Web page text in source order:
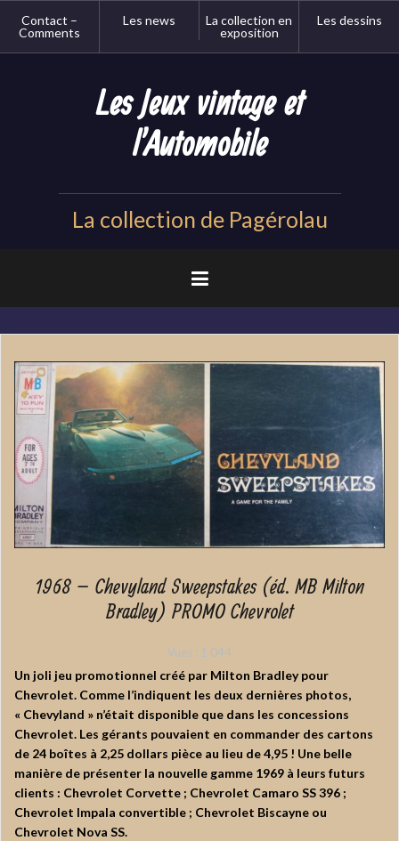
Contact –
Comments
Les news
La collection en
exposition
Les dessins
Les Jeux vintage et
l'Automobile
La collection de Pagérolau
1968 – Chevyland Sweepstakes (éd. MB Milton
Bradley) PROMO Chevrolet
Vues : 1 044
Un joli jeu promotionnel créé par Milton Bradley pour
Chevrolet. Comme l’indiquent les deux dernières photos,
« Chevyland » n’était disponible que dans les concessions
Chevrolet. Les gérants pouvaient en commander des cartons
de 24 boîtes à 2,25 dollars pièce au lieu de 4,95 ! Une belle
manière de présenter la nouvelle gamme 1969 à leurs futurs
clients : Chevrolet Corvette ; Chevrolet Camaro SS 396 ;
Chevrolet Impala convertible ; Chevrolet Biscayne ou
Chevrolet Nova SS.